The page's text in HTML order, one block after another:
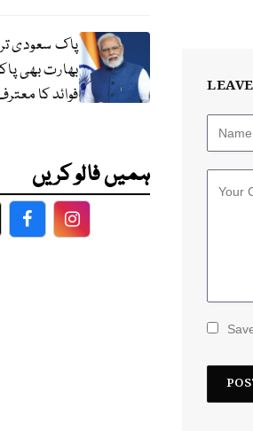
پاک سعودی
بھارت بھی
فوائد کا
ہمیں فالو کریں
FacebookFacebook